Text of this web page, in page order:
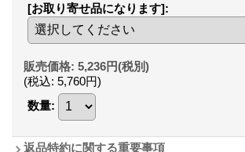
[お取り寄せ品になります]:
販売価格: 5,236円(税別)
(税込: 5,760円)
数量:
返品特約に関する重要事項